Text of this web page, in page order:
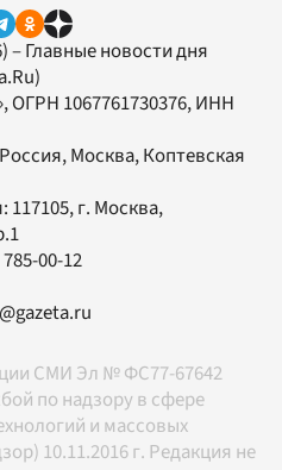
– Главные новости дня
, ОГРН 1067761730376, ИНН
Москва, Коптевская
117105, г. Москва,
00-12
СМИ Эл № ФС77-67642
по надзору в сфере
и массовых
10.11.2016 г. Редакция не